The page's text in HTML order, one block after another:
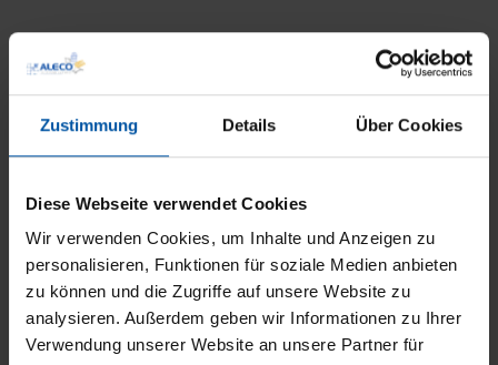
Zustimmung Details Über Cookies
Diese Webseite verwendet Cookies
Wir verwenden Cookies, um Inhalte und Anzeigen zu
personalisieren, Funktionen für soziale Medien anbieten
zu können und die Zugriffe auf unsere Website zu
analysieren. Außerdem geben wir Informationen zu Ihrer
Verwendung unserer Website an unsere Partner für
Zusätzliche Leistungen
sowie unser professionellerGlas- &
Reparaturservicefür den schnellen und
fachgerechten Austausch von Glasscheiben.